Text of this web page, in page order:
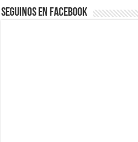
Seguinos en Facebook